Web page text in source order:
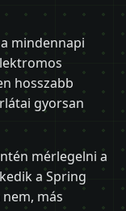
mindennapi
hosszabb
gyorsan
mérlegelni a
a Spring
más